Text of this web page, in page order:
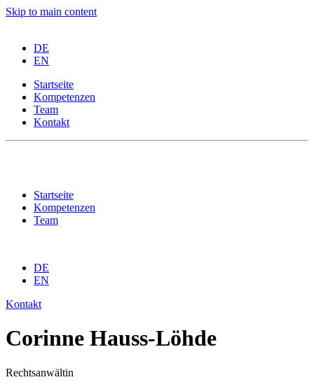
Skip to main content
DE
EN
Startseite
Kompetenzen
Team
Kontakt
Startseite
Kompetenzen
Team
DE
EN
Kontakt
Corinne Hauss-Löhde
Rechtsanwältin